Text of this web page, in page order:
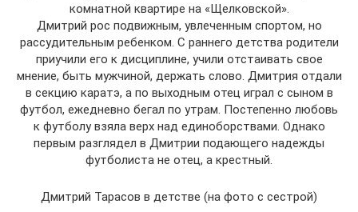
комнатной квартире на «Щелковской».
Дмитрий рос подвижным, увлеченным спортом, но
рассудительным ребенком. С раннего детства родители
приучили его к дисциплине, учили отстаивать свое
мнение, быть мужчиной, держать слово. Дмитрия отдали
в секцию каратэ, а по выходным отец играл с сыном в
футбол, ежедневно бегал по утрам. Постепенно любовь
к футболу взяла верх над единоборствами. Однако
первым разглядел в Дмитрии подающего надежды
футболиста не отец, а крестный.
Дмитрий Тарасов в детстве (на фото с сестрой)